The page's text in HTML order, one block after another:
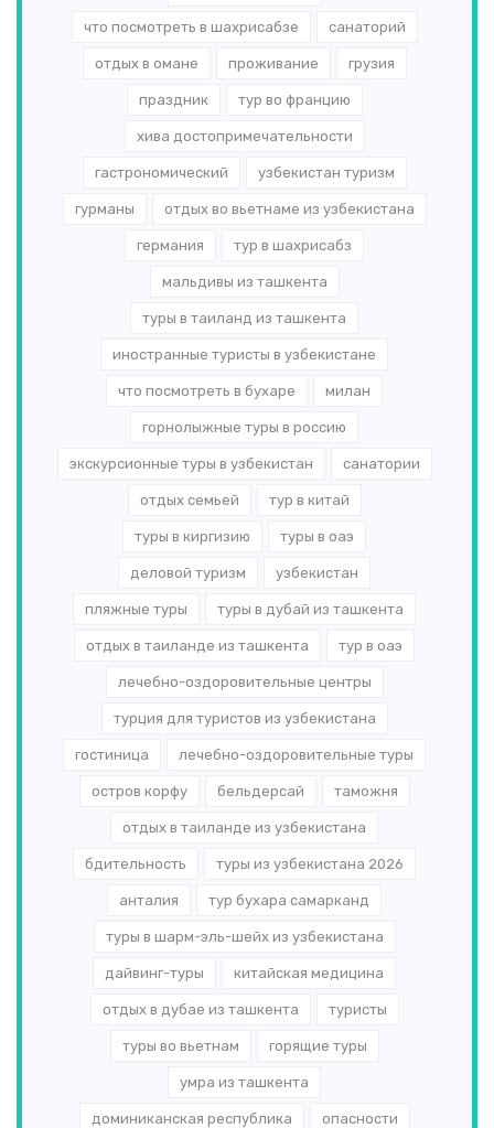
что посмотреть в шахрисабзе санаторий
отдых в омане проживание грузия
праздник тур во францию
хива достопримечательности
гастрономический узбекистан туризм
гурманы отдых во вьетнаме из узбекистана
германия тур в шахрисабз
мальдивы из ташкента
туры в таиланд из ташкента
иностранные туристы в узбекистане
что посмотреть в бухаре милан
горнолыжные туры в россию
экскурсионные туры в узбекистан санатории
отдых семьей тур в китай
туры в киргизию туры в оаэ
деловой туризм узбекистан
пляжные туры туры в дубай из ташкента
отдых в таиланде из ташкента тур в оаэ
лечебно-оздоровительные центры
турция для туристов из узбекистана
гостиница лечебно-оздоровительные туры
остров корфу бельдерсай таможня
отдых в таиланде из узбекистана
бдительность туры из узбекистана 2026
анталия тур бухара самарканд
туры в шарм-эль-шейх из узбекистана
дайвинг-туры китайская медицина
отдых в дубае из ташкента туристы
туры во вьетнам горящие туры
умра из ташкента
доминиканская республика опасности